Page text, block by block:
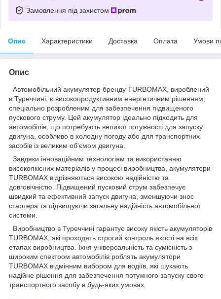
Замовлення під захистом
Опис Характеристики Доставка Оплата Умови
Опис
Автомобільний акумулятор бренду TURBOMAX, вироблений
в Туреччині, є високопродуктивним енергетичним рішенням,
спеціально розробленим для забезпечення підвищеного
пускового струму. Цей акумулятор ідеально підходить для
автомобілів, що потребують великої потужності для запуску
двигуна, особливо в холодну погоду або для транспортних
засобів із великим об'ємом двигуна.
Завдяки інноваційним технологіям та використанню
високоякісних матеріалів у процесі виробництва, акумулятори
TURBOMAX відрізняються високою надійністю та
довговічністю. Підвищений пусковий струм забезпечує
швидкий та ефективний запуск двигуна, зменшуючи знос
стартера та підвищуючи загальну надійність автомобільної
системи.
Виробництво в Туреччині гарантує високу якість акумуляторів
TURBOMAX, які проходять строгий контроль якості на всіх
етапах виробництва. Їхня універсальність та сумісність з
широким спектром автомобілів роблять акумулятори
TURBOMAX відмінним вибором для водіїв, які шукають
надійне рішення для забезпечення потужного запуску свого
транспортного засобу в будь-яких умовах.